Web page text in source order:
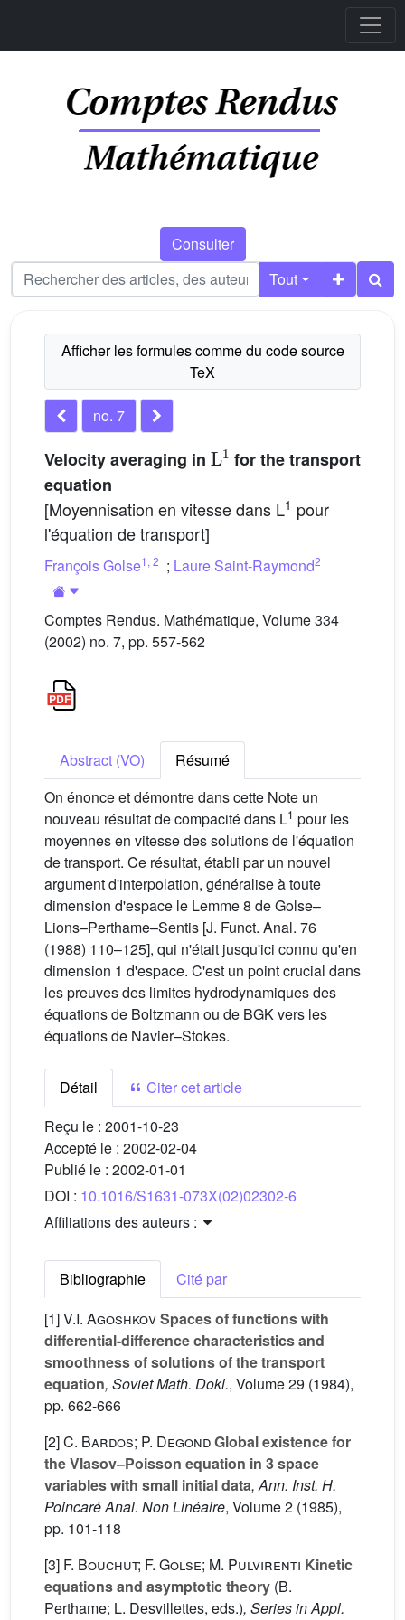
Consulter
Tout
no. 7
Velocity averaging in
1
for the transport
equation
[Moyennisation en vitesse dans L1 pour
l'équation de transport]
François Golse1 , 2 ; Laure Saint-Raymond2
Comptes Rendus. Mathématique, Volume 334
(2002) no. 7, pp. 557-562
Abstract (VO)
Résumé
On énonce et démontre dans cette Note un
nouveau résultat de compacité dans L1 pour les
moyennes en vitesse des solutions de l'équation
de transport. Ce résultat, établi par un nouvel
argument d'interpolation, généralise à toute
dimension d'espace le Lemme 8 de Golse–
Lions–Perthame–Sentis [J. Funct. Anal. 76
(1988) 110–125], qui n'était jusqu'ici connu qu'en
dimension 1 d'espace. C'est un point crucial dans
les preuves des limites hydrodynamiques des
équations de Boltzmann ou de BGK vers les
équations de Navier–Stokes.
Détail
Citer cet article
Reçu le : 2001-10-23
Accepté le : 2002-02-04
Publié le : 2002-01-01
DOI : 10.1016/S1631-073X(02)02302-6
Affiliations des auteurs :
Bibliographie
Cité par
[1]V.I. AgoshkovSpaces of functions with
differential-difference characteristics and
smoothness of solutions of the transport
equation, Soviet Math. Dokl., Volume 29 (1984),
pp. 662-666
[2]C. Bardos; P. DegondGlobal existence for
the Vlasov–Poisson equation in 3 space
variables with small initial data, Ann. Inst. H.
Poincaré Anal. Non Linéaire, Volume 2 (1985),
pp. 101-118
[3] F. Bouchut; F. Golse; M. Pulvirenti Kinetic
equations and asymptotic theory (B.
Perthame; L. Desvillettes, eds.), Series in Appl.